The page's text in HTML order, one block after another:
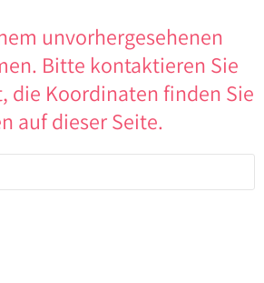
unvorhergesehenen
Bitte kontaktieren Sie
die Koordinaten finden Sie
auf dieser Seite.